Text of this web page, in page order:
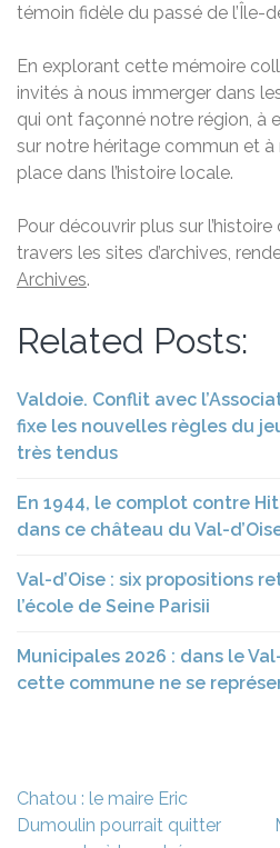
témoin fidèle du passé de l’Île-
En explorant cette mémoire
invités à nous immerger dans
qui ont façonné notre région, à
sur notre héritage commun et
place dans l’histoire locale.
Pour découvrir plus sur
travers les sites d’archives,
Archives.
Related Posts:
Valdoie. Conflit avec
fixe les nouvelles règles du
très tendus
En 1944, le complot contre
dans ce château du Val-
Val-d’Oise : six propositions
l’école de Seine Parisii
Municipales 2026 : dans le
cette commune ne se
Navigation
de
Chatou : le maire Eric
Dumoulin pourrait quitter